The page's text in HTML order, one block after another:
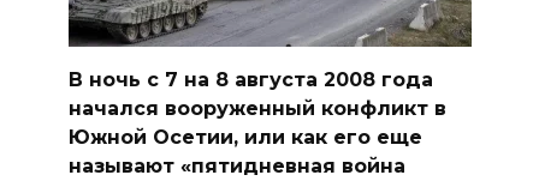
В ночь с 7 на 8 августа 2008 года
начался вооруженный конфликт в
Южной Осетии, или как его еще
называют «пятидневная война